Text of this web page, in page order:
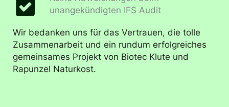
unangekündigten IFS Audit
Wir bedanken uns für das Vertrauen, die tolle
Zusammenarbeit und ein rundum erfolgreiches
gemeinsames Projekt von Biotec Klute und
Rapunzel Naturkost.